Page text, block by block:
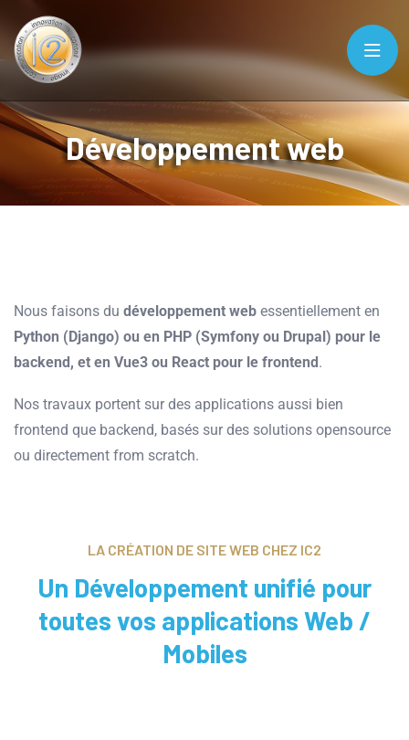
Développement web
Nous faisons du développement web essentiellement en
Python (Django) ou en PHP (Symfony ou Drupal) pour le
backend, et en Vue3 ou React pour le frontend.
Nos travaux portent sur des applications aussi bien
frontend que backend, basés sur des solutions opensource
ou directement from scratch.
LA CRÉATION DE SITE WEB CHEZ IC2
Un Développement unifié pour
toutes vos applications Web /
Mobiles